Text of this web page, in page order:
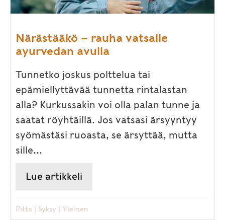
Närästääkö – rauha vatsalle
ayurvedan avulla
Tunnetko joskus polttelua tai
epämiellyttävää tunnetta rintalastan
alla? Kurkussakin voi olla palan tunne ja
saatat röyhtäillä. Jos vatsasi ärsyyntyy
syömästäsi ruoasta, se ärsyttää, mutta
sille...
Lue artikkeli
Pitta | Syksy | Yleinen